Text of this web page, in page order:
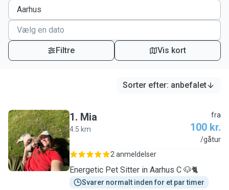
Filtre Vis kort
Sorter efter: anbefalet
M
1. Mia
4.5 km
fra
100 kr.
/gåtur
2 anmeldelser
Energetic Pet Sitter in Aarhus C 🐶🐈
Svarer normalt inden for et par timer